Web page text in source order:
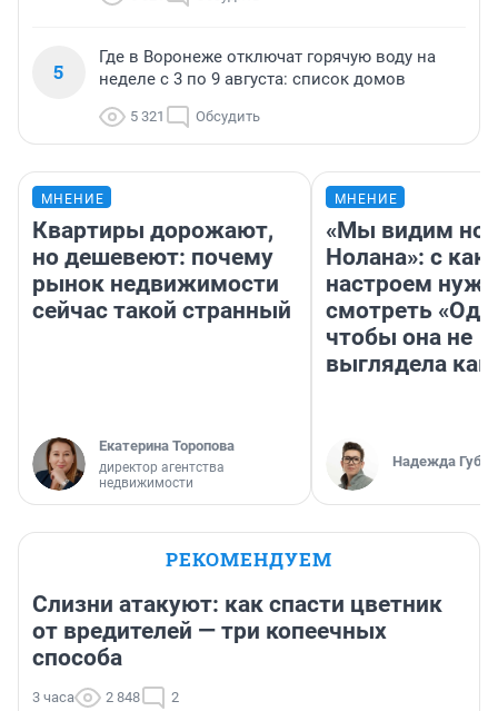
5
Где в Воронеже отключат горячую воду на
неделе с 3 по 9 августа: список домов
5 321 Обсудить
МНЕНИЕ
Квартиры дорожают,
но дешевеют: почему
рынок недвижимости
сейчас такой странный
Екатерина Торопова
директор агентства
недвижимости
МНЕНИЕ
«Мы видим
Нолана»: с
настроем
смотреть
чтобы она не
выглядела как
Надежда
РЕКОМЕНДУЕМ
Слизни атакуют: как спасти цветник
от вредителей — три копеечных
способа
3 часа 2 848 2